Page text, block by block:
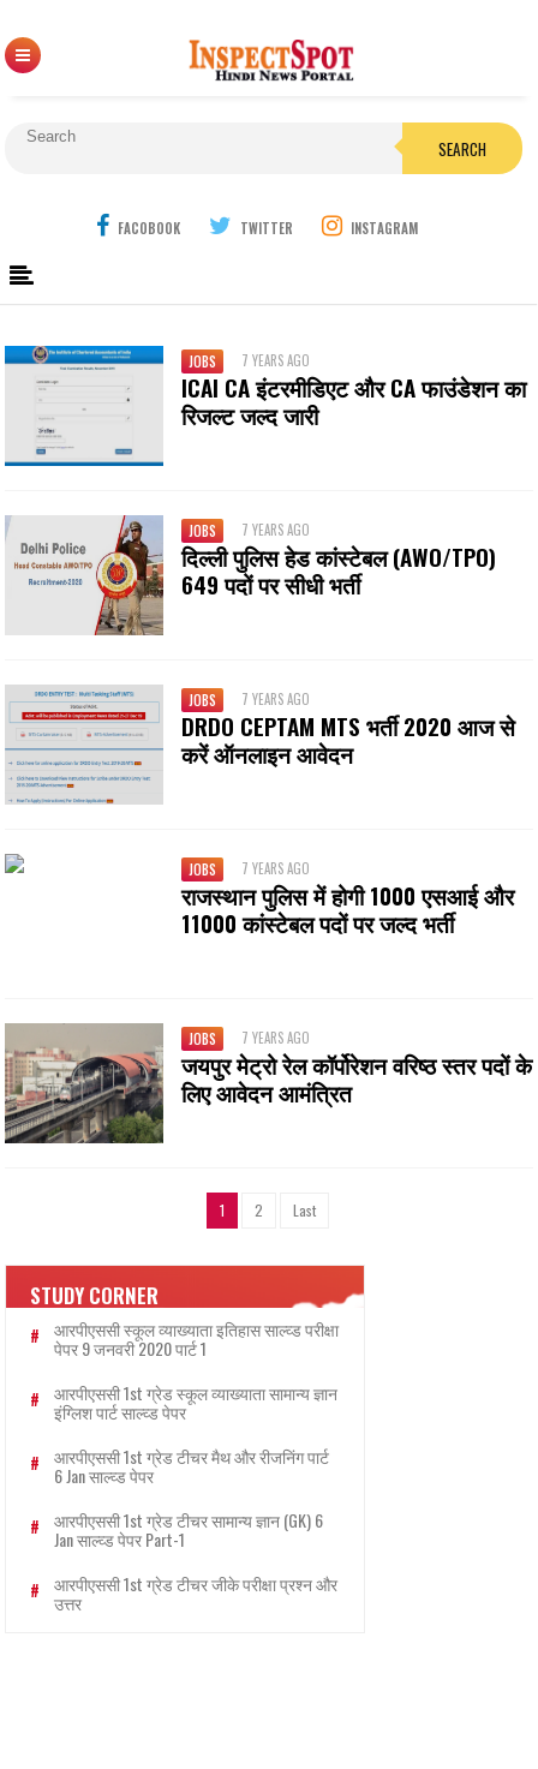
SEARCH
FACOBOOK TWITTER INSTAGRAM
JOBS 7 YEARS AGO
ICAI CA इंटरमीडिएट और CA फाउंडेशन का
रिजल्ट जल्द जारी
JOBS 7 YEARS AGO
दिल्ली पुलिस हेड कांस्टेबल (AWO/TPO)
649 पदों पर सीधी भर्ती
JOBS 7 YEARS AGO
DRDO CEPTAM MTS भर्ती 2020 आज से
करें ऑनलाइन आवेदन
JOBS 7 YEARS AGO
राजस्‍थान पुलिस में होगी 1000 एसआई और
11000 कांस्टेबल पदों पर जल्द भर्ती
JOBS 7 YEARS AGO
जयपुर मेट्रो रेल कॉर्पोरेशन वरिष्ठ स्तर पदों के
लिए आवेदन आमंत्रित
1 2 Last
STUDY CORNER
आरपीएससी स्कूल व्याख्याता इतिहास साल्व्ड परीक्षा
पेपर 9 जनवरी 2020 पार्ट 1
आरपीएससी 1st ग्रेड स्कूल व्याख्याता सामान्य ज्ञान
इंग्लिश पार्ट साल्व्ड पेपर
आरपीएससी 1st ग्रेड टीचर मैथ और रीजनिंग पार्ट
6 Jan साल्व्ड पेपर
आरपीएससी 1st ग्रेड टीचर सामान्य ज्ञान (GK) 6
Jan साल्व्ड पेपर Part-1
आरपीएससी 1st ग्रेड टीचर जीके परीक्षा प्रश्न और
उत्तर